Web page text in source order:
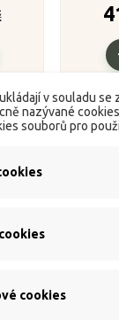
Cena
v souladu se
nazývané
souborů pro
cookies